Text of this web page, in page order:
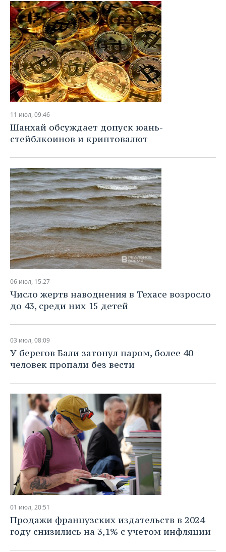
11 июл, 09:46
Шанхай обсуждает допуск юань-
стейблкоинов и криптовалют
06 июл, 15:27
Число жертв наводнения в Техасе возросло
до 43, среди них 15 детей
03 июл, 08:09
У берегов Бали затонул паром, более 40
человек пропали без вести
01 июл, 20:51
Продажи французских издательств в 2024
году снизились на 3,1% с учетом инфляции